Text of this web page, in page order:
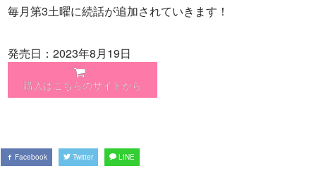
毎月第3土曜に続話が追加されていきます！
発売日：2023年8月19日
購入はこちらのサイトから
Facebook Twitter LINE